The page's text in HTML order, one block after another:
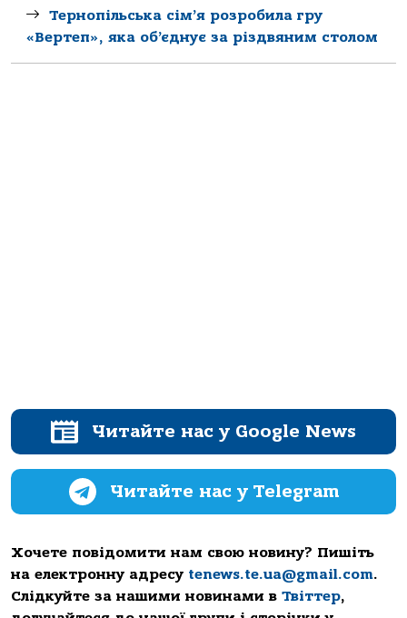
Тернопільська сім’я розробила гру
«Вертеп», яка об’єднує за різдвяним столом
Читайте нас у Google News
Читайте нас у Telegram
Хочете повідомити нам свою новину? Пишіть
на електронну адресу tenews.te.ua@gmail.com.
Слідкуйте за нашими новинами в Твіттер,